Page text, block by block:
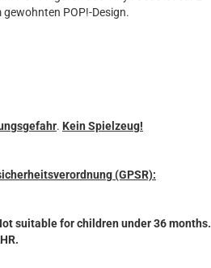
POP!-Design.
. Kein Spielzeug!
(GPSR):
suitable for children under 36 months.